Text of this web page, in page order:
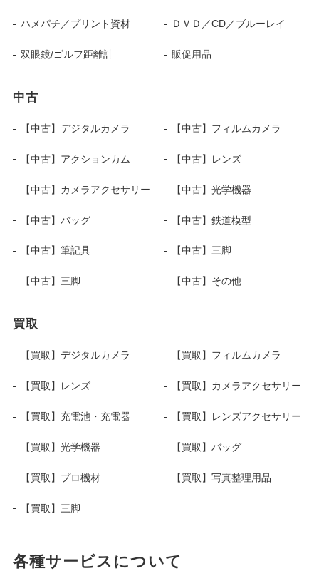
ハメパチ／プリント資材 ＤＶＤ／CD／ブルーレイ
双眼鏡/ゴルフ距離計 販促用品
中古
【中古】デジタルカメラ 【中古】フィルムカメラ
【中古】アクションカム 【中古】レンズ
【中古】カメラアクセサリー 【中古】光学機器
【中古】バッグ 【中古】鉄道模型
【中古】筆記具 【中古】三脚
【中古】三脚 【中古】その他
買取
【買取】デジタルカメラ 【買取】フィルムカメラ
【買取】レンズ 【買取】カメラアクセサリー
【買取】充電池・充電器 【買取】レンズアクセサリー
【買取】光学機器 【買取】バッグ
【買取】プロ機材 【買取】写真整理用品
【買取】三脚
各種サービスについて